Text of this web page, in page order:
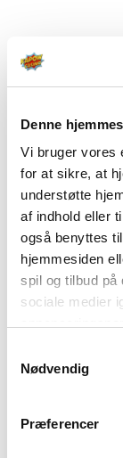
Denne
Vi bruger vores
for at sikre, at
understøtte
af indhold eller
også benyttes
hjemmesiden
spil og tilbud på
sociale medier
Du kan læse
"Detaljer" eller
Nødvendig
Præferencer